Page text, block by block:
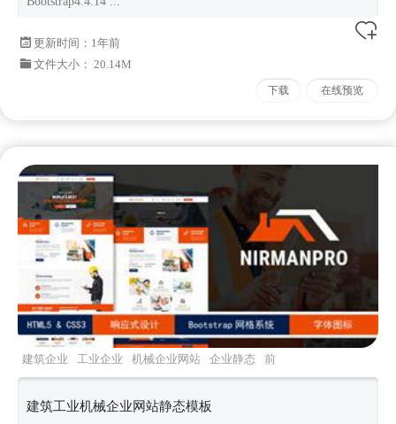
更新时间： 1年前
文件大小： 20.14M
下载 在线预览
建筑企业 工业企业 机械企业网站 企业静态
前
端框架
建筑工业机械企业网站静态模板